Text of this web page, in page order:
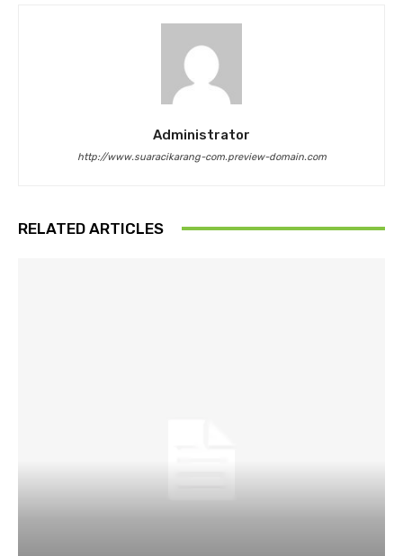
Administrator
http://www.suaracikarang-com.preview-domain.com
RELATED ARTICLES